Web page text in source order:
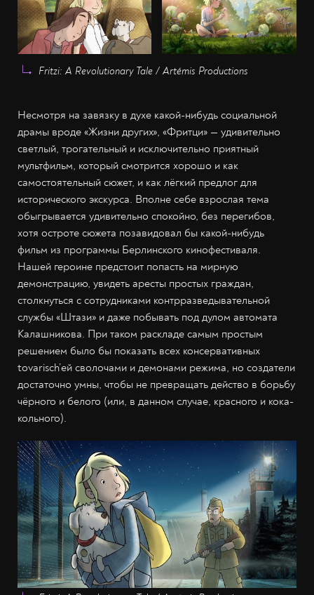
Fritzi: A Revolutionary Tale / Artémis Productions
Несмотря на завязку в духе какой-нибудь социальной
драмы вроде «Жизни других», «Фритци» — удивительно
светлый, трогательный и исключительно приятный
мультфильм, который смотрится хорошо и как
самостоятельный сюжет, и как лёгкий предлог для
исторического экскурса. Вполне себе взрослая тема
обыгрывается удивительно спокойно, без перегибов,
хотя остроте сюжета позавидовал бы какой-нибудь
фильм из программы Берлинского кинофестиваля.
Нашей героине предстоит попасть на мирную
демонстрацию, увидеть аресты простых граждан,
столкнуться с сотрудниками контрразведывательной
службы «Штази» и даже побывать под дулом автомата
Калашникова. При таком раскладе самым простым
решением было бы показать всех консервативных
tovarisch’ей сволочами и демонами режима, но создатели
достаточно умны, чтобы не превращать действо в борьбу
чёрного и белого (или, в данном случае, красного и кока-
кольного).